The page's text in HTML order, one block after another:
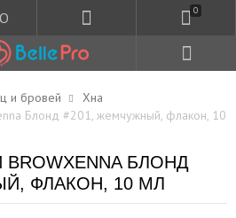
0
и бровей
Хна
Блонд #201, жемчужный, флакон, 10
БЛОНД
ФЛАКОН, 10 МЛ